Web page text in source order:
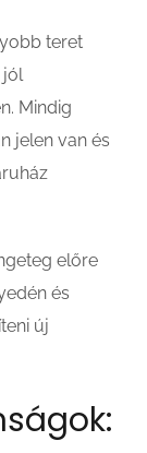
teret
jól
Mindig
jelen van és
előre
és
új